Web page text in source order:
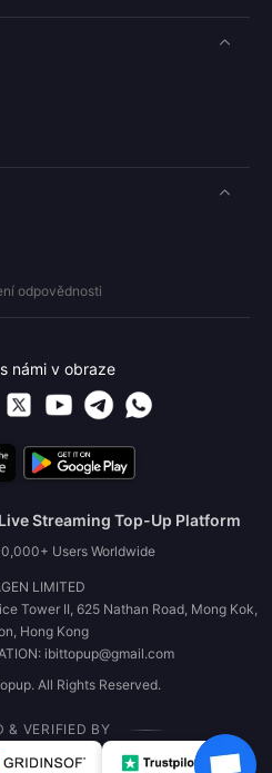
odpovědnosti
námi v obraze
Streaming Top-Up Platform
Users Worldwide
LIMITED
Tower II, 625 Nathan Road, Mong Kok,
Hong Kong
ibittopup@gmail.com
All Rights Reserved.
& VERIFIED BY